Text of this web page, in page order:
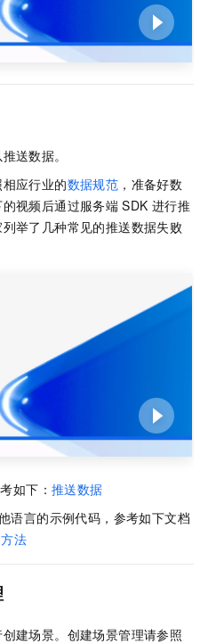
送数据。
应行业的数据规范 ，准备好数
视频后通过服务端 SDK 进行推
举了几种常见的推送数据失败
如下： 推送数据
语言的示例代码，参考如下文档
法
建场景。创建场景管理请参照